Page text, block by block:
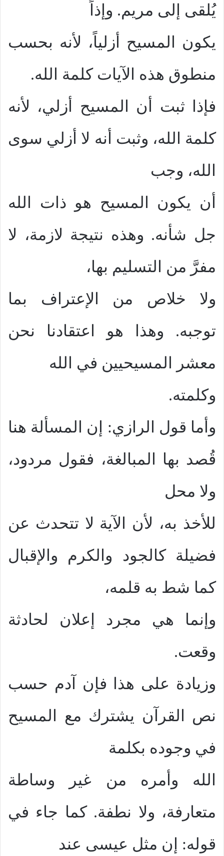
يُلقى إلى مريم. وإذاً
يكون المسيح أزلياً، لأنه بحسب
منطوق هذه الآيات كلمة الله.
فإذا ثبت أن المسيح أزلي، لأنه
كلمة الله، وثبت أنه لا أزلي سوى
الله، وجب
أن يكون المسيح هو ذات الله
جل شأنه. وهذه نتيجة لازمة، لا
مفرَّ من التسليم بها،
ولا خلاص من الإعتراف بما
توجبه. وهذا هو اعتقادنا نحن
معشر المسيحيين في الله
وكلمته.
وأما قول الرازي: إن المسألة هنا
قُصد بها المبالغة، فقول مردود،
ولا محل
للأخذ به، لأن الآية لا تتحدث عن
فضيلة كالجود والكرم والإقبال
كما شط به قلمه،
وإنما هي مجرد إعلان لحادثة
وقعت.
وزيادة على هذا فإن آدم حسب
نص القرآن يشترك مع المسيح
في وجوده بكلمة
الله وأمره من غير وساطة
متعارفة، ولا نطفة. كما جاء في
قوله: إن مثل عيسى عند